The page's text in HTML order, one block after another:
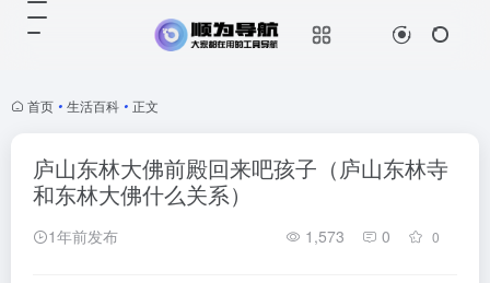
首页 • 生活百科 • 正文
庐山东林大佛前殿回来吧孩子（庐山东林寺
和东林大佛什么关系）
1年前发布 1,573 0 0